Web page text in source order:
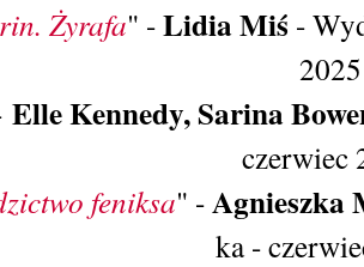
Żyrafa" -Lidia Miś -
2025
Elle Kennedy, Sarina
czerwiec
feniksa" -Agnieszka
ka -